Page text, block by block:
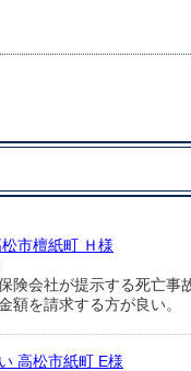
市檀紙町 Ｈ様
険会社が提示する死亡事
額を請求する方が良い。
高松市紙町 E様